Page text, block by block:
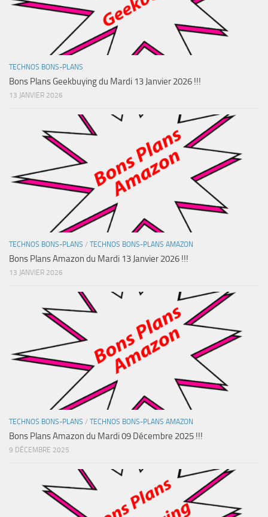
TECHNOS BONS-PLANS
Bons Plans Geekbuying du Mardi 13 Janvier 2026 !!!
13 JANVIER 2026
TECHNOS BONS-PLANS / TECHNOS BONS-PLANS AMAZON
Bons Plans Amazon du Mardi 13 Janvier 2026 !!!
13 JANVIER 2026
TECHNOS BONS-PLANS / TECHNOS BONS-PLANS AMAZON
Bons Plans Amazon du Mardi 09 Décembre 2025 !!!
9 DÉCEMBRE 2025